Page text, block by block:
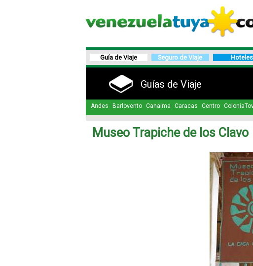
Guía de Viaje Seguro de Viaje Hoteles
Guías de Viaje
Andes Barlovento Canaima Caracas Centro
Museo Trapiche de los Clavo